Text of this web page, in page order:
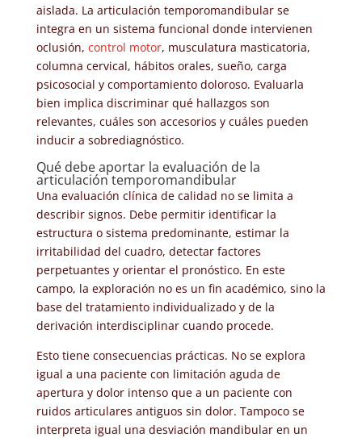
aislada. La articulación temporomandibular se
integra en un sistema funcional donde intervienen
oclusión, control motor, musculatura masticatoria,
columna cervical, hábitos orales, sueño, carga
psicosocial y comportamiento doloroso. Evaluarla
bien implica discriminar qué hallazgos son
relevantes, cuáles son accesorios y cuáles pueden
inducir a sobrediagnóstico.
Qué debe aportar la evaluación de la
articulación temporomandibular
Una evaluación clínica de calidad no se limita a
describir signos. Debe permitir identificar la
estructura o sistema predominante, estimar la
irritabilidad del cuadro, detectar factores
perpetuantes y orientar el pronóstico. En este
campo, la exploración no es un fin académico, sino la
base del tratamiento individualizado y de la
derivación interdisciplinar cuando procede.
Esto tiene consecuencias prácticas. No se explora
igual a una paciente con limitación aguda de
apertura y dolor intenso que a un paciente con
ruidos articulares antiguos sin dolor. Tampoco se
interpreta igual una desviación mandibular en un